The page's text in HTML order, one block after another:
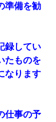
れてくださ
私に、猫が
ころに隠し
ｗｗｗｗ
準備を勧
録してい
たものを
なります
仕事の予